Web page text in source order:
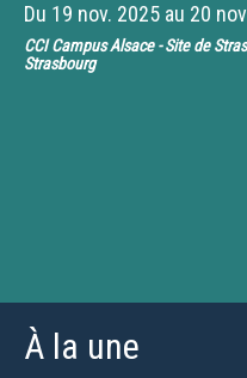
Du 19 nov. 2025 au 20
CCI Campus Alsace - Site de
Strasbourg
À la une